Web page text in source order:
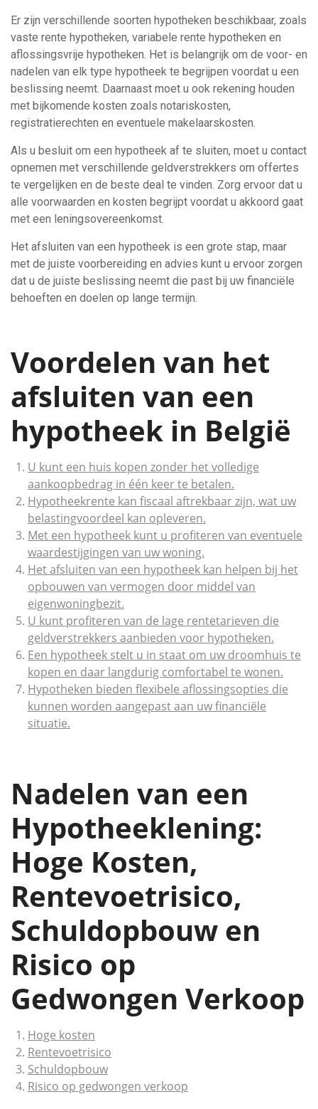
Er zijn verschillende soorten hypotheken beschikbaar, zoals
vaste rente hypotheken, variabele rente hypotheken en
aflossingsvrije hypotheken. Het is belangrijk om de voor- en
nadelen van elk type hypotheek te begrijpen voordat u een
beslissing neemt. Daarnaast moet u ook rekening houden
met bijkomende kosten zoals notariskosten,
registratierechten en eventuele makelaarskosten.
Als u besluit om een hypotheek af te sluiten, moet u contact
opnemen met verschillende geldverstrekkers om offertes
te vergelijken en de beste deal te vinden. Zorg ervoor dat u
alle voorwaarden en kosten begrijpt voordat u akkoord gaat
met een leningsovereenkomst.
Het afsluiten van een hypotheek is een grote stap, maar
met de juiste voorbereiding en advies kunt u ervoor zorgen
dat u de juiste beslissing neemt die past bij uw financiële
behoeften en doelen op lange termijn.
Voordelen van het
afsluiten van een
hypotheek in België
U kunt een huis kopen zonder het volledige
aankoopbedrag in één keer te betalen.
Hypotheekrente kan fiscaal aftrekbaar zijn, wat uw
belastingvoordeel kan opleveren.
Met een hypotheek kunt u profiteren van eventuele
waardestijgingen van uw woning.
Het afsluiten van een hypotheek kan helpen bij het
opbouwen van vermogen door middel van
eigenwoningbezit.
U kunt profiteren van de lage rentetarieven die
geldverstrekkers aanbieden voor hypotheken.
Een hypotheek stelt u in staat om uw droomhuis te
kopen en daar langdurig comfortabel te wonen.
Hypotheken bieden flexibele aflossingsopties die
kunnen worden aangepast aan uw financiële
situatie.
Nadelen van een
Hypotheeklening:
Hoge Kosten,
Rentevoetrisico,
Schuldopbouw en
Risico op
Gedwongen Verkoop
Hoge kosten
Rentevoetrisico
Schuldopbouw
Risico op gedwongen verkoop